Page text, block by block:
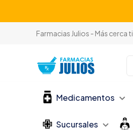
Farmacias Julios - Más cerca ti
Medicamentos
Sucursales